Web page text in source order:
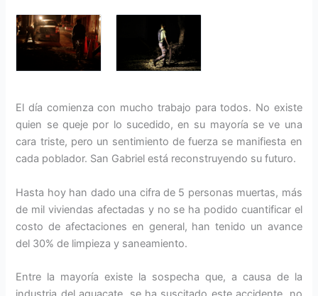
El día comienza con mucho trabajo para todos. No existe
quien se queje por lo sucedido, en su mayoría se ve una
cara triste, pero un sentimiento de fuerza se manifiesta en
cada poblador. San Gabriel está reconstruyendo su futuro.
Hasta hoy han dado una cifra de 5 personas muertas, más
de mil viviendas afectadas y no se ha podido cuantificar el
costo de afectaciones en general, han tenido un avance
del 30% de limpieza y saneamiento.
Entre la mayoría existe la sospecha que, a causa de la